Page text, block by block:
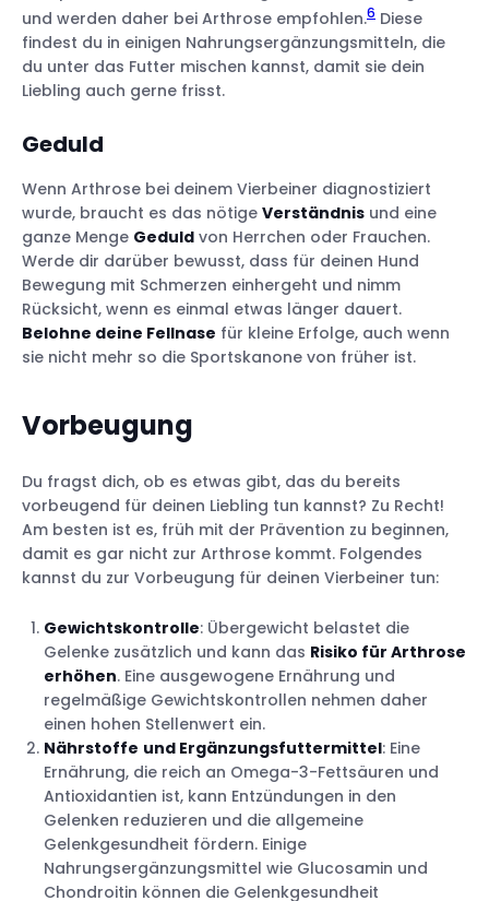
und werden daher bei Arthrose empfohlen.6 Diese
findest du in einigen Nahrungsergänzungsmitteln, die
du unter das Futter mischen kannst, damit sie dein
Liebling auch gerne frisst.
Geduld
Wenn Arthrose bei deinem Vierbeiner diagnostiziert
wurde, braucht es das nötige Verständnis und eine
ganze Menge Geduld von Herrchen oder Frauchen.
Werde dir darüber bewusst, dass für deinen Hund
Bewegung mit Schmerzen einhergeht und nimm
Rücksicht, wenn es einmal etwas länger dauert.
Belohne deine Fellnase für kleine Erfolge, auch wenn
sie nicht mehr so die Sportskanone von früher ist.
Vorbeugung
Du fragst dich, ob es etwas gibt, das du bereits
vorbeugend für deinen Liebling tun kannst? Zu Recht!
Am besten ist es, früh mit der Prävention zu beginnen,
damit es gar nicht zur Arthrose kommt. Folgendes
kannst du zur Vorbeugung für deinen Vierbeiner tun:
Gewichtskontrolle: Übergewicht belastet die
Gelenke zusätzlich und kann das Risiko für Arthrose
erhöhen. Eine ausgewogene Ernährung und
regelmäßige Gewichtskontrollen nehmen daher
einen hohen Stellenwert ein.
Nährstoffe und Ergänzungsfuttermittel: Eine
Ernährung, die reich an Omega-3-Fettsäuren und
Antioxidantien ist, kann Entzündungen in den
Gelenken reduzieren und die allgemeine
Gelenkgesundheit fördern. Einige
Nahrungsergänzungsmittel wie Glucosamin und
Chondroitin können die Gelenkgesundheit